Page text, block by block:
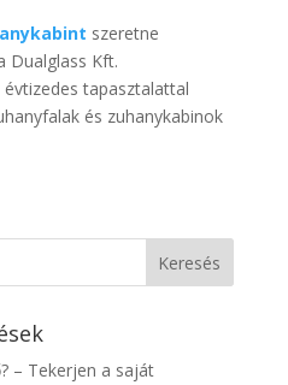
szeretne
Dualglass Kft.
tapasztalattal
és zuhanykabinok
– Tekerjen a saját